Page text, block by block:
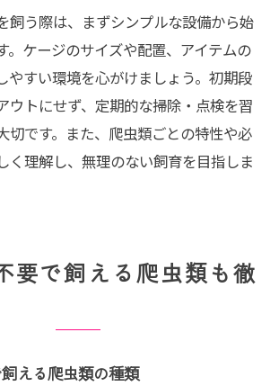
飼う際は、まずシンプルな設備から始
。ケージのサイズや配置、アイテムの
やすい環境を心がけましょう。初期段
ウトにせず、定期的な掃除・点検を習
切です。また、爬虫類ごとの特性や必
く理解し、無理のない飼育を目指しま
要で飼える爬虫類も徹
える爬虫類の種類